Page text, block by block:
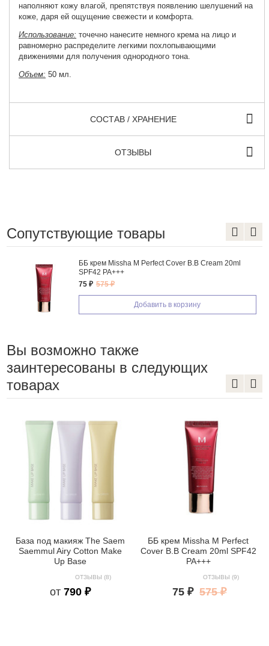
наполняют кожу влагой, препятствуя появлению шелушений на
коже, даря ей ощущение свежести и комфорта.
Использование: точечно нанесите немного крема на лицо и
равномерно распределите легкими похлопывающими
движениями для получения однородного тона.
Объем: 50 мл.
СОСТАВ / ХРАНЕНИЕ
ОТЗЫВЫ
Сопутствующие товары
ББ крем Missha M Perfect Cover B.B Cream 20ml
SPF42 PA+++
75 ₽ 575 ₽
Добавить в корзину
Вы возможно также
заинтересованы в следующих
товарах
База под макияж The Saem
Saemmul Airy Cotton Make
Up Base
ОТЗЫВЫ (8)
от790 ₽
ББ крем Missha M Perfect
Cover B.B Cream 20ml SPF42
PA+++
ОТЗЫВЫ (9)
75 ₽ 575 ₽